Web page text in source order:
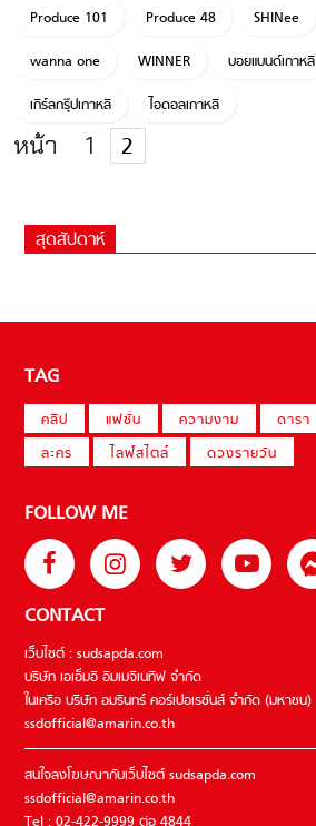
Produce 101
Produce 48 SHINee
wanna one
WINNER บอยแบนด์เกาหลี
เกิร์ลกรุ๊ปเกาหลี
ไอดอลเกาหลี
หน้า 1 2
สุดสัปดาห์
TAG
คลิป แฟชั่น ความงาม ดารา
ละคร
ไลฟ์สไตล์ ดวงรายวัน
FOLLOW ME
CONTACT
เว็บไซต์ : sudsapda.com
บริษัท เอเอ็มอี อิมเมจิเนทีฟ จำกัด
ในเครือ บริษัท อมรินทร์ คอร์เปอเรชั่นส์ จำกัด (มหาชน)
ssdofficial@amarin.co.th
สนใจลงโฆษณากับเว็บไซต์ sudsapda.com
ssdofficial@amarin.co.th